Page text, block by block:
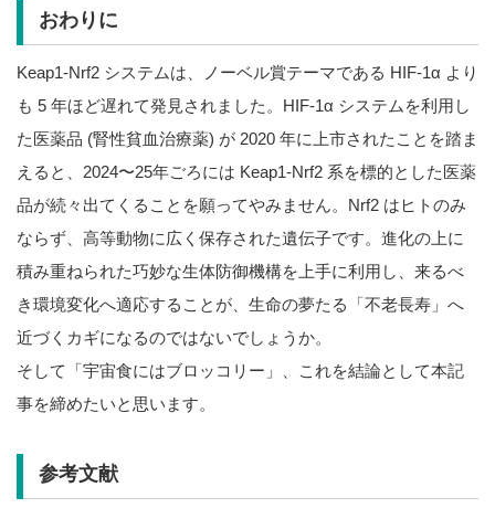
おわりに
Keap1-Nrf2 システムは、ノーベル賞テーマである HIF-1α より
も 5 年ほど遅れて発見されました。HIF-1α システムを利用し
た医薬品 (腎性貧血治療薬) が 2020 年に上市されたことを踏ま
えると、2024〜25年ごろには Keap1-Nrf2 系を標的とした医薬
品が続々出てくることを願ってやみません。Nrf2 はヒトのみ
ならず、高等動物に広く保存された遺伝子です。進化の上に
積み重ねられた巧妙な生体防御機構を上手に利用し、来るべ
き環境変化へ適応することが、生命の夢たる「不老長寿」へ
近づくカギになるのではないでしょうか。
そして「宇宙食にはブロッコリー」、これを結論として本記
事を締めたいと思います。
参考文献